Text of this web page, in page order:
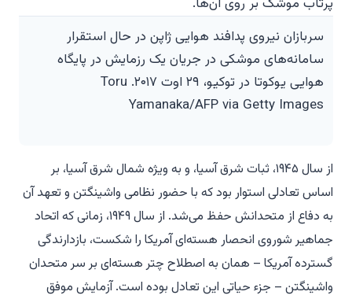
سربازان نیروی پدافند هوایی ژاپن در حال استقرار
سامانه‌های موشکی در جریان یک رزمایش در پایگاه
هوایی یوکوتا در توکیو، ۲۹ اوت ۲۰۱۷. Toru
Yamanaka/AFP via Getty Images
از سال ۱۹۴۵، ثبات شرق آسیا، و به ویژه شمال شرق آسیا، بر
اساس تعادلی استوار بود که با حضور نظامی واشینگتن و تعهد آن
به دفاع از متحدانش حفظ می‌شد. از سال ۱۹۴۹، زمانی که اتحاد
جماهیر شوروی انحصار هسته‌ای آمریکا را شکست، بازدارندگی
گسترده آمریکا – همان به اصطلاح چتر هسته‌ای بر سر متحدان
واشینگتن – جزء حیاتی این تعادل بوده است. آزمایش موفق